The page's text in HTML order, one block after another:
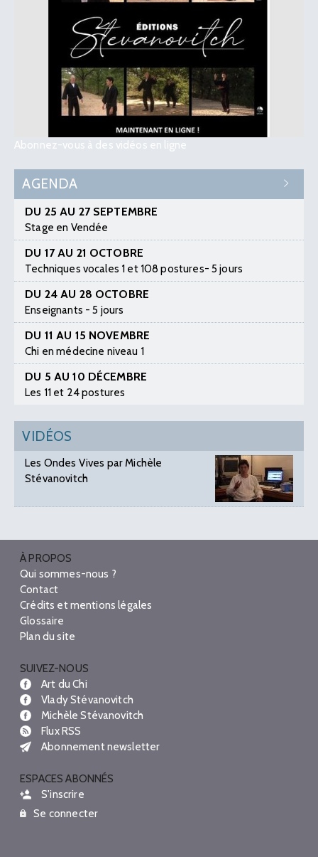
Abonnez-vous à des vidéos en ligne
AGENDA
DU 25 AU 27 SEPTEMBRE
Stage en Vendée
DU 17 AU 21 OCTOBRE
Techniques vocales 1 et 108 postures- 5 jours
DU 24 AU 28 OCTOBRE
Enseignants - 5 jours
DU 11 AU 15 NOVEMBRE
Chi en médecine niveau 1
DU 5 AU 10 DÉCEMBRE
Les 11 et 24 postures
VIDÉOS
Les Ondes Vives par Michèle
Stévanovitch
À PROPOS
Qui sommes-nous ?
Contact
Crédits et mentions légales
Glossaire
Plan du site
SUIVEZ-NOUS
Art du Chi
Vlady Stévanovitch
Michèle Stévanovitch
Flux RSS
Abonnement newsletter
ESPACES ABONNÉS
S'inscrire
Se connecter